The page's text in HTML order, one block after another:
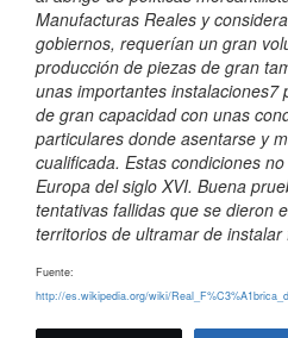
Manufacturas Reales y
gobiernos, requerían un gran
producción de piezas de gran
unas importantes
de gran capacidad con unas
particulares donde asentarse y
cualificada. Estas condiciones
Europa del siglo XVI. Buena
tentativas fallidas que se dieron
territorios de ultramar de instalar
Fuente:
http://es.wikipedia.org/wiki/